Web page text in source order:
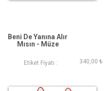
Beni De Yanına Alır
Mısın - Müze
Etiket Fiyatı : 340,00 ₺